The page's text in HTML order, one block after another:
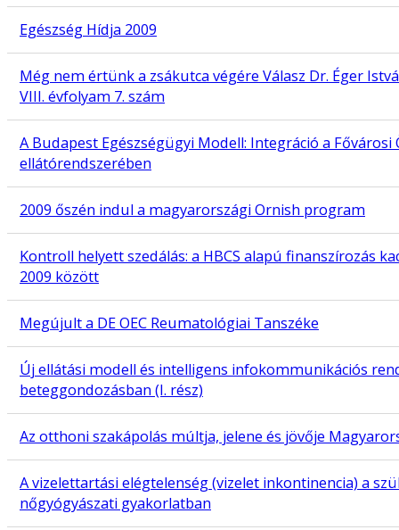
Egészség Hídja 2009
Még nem értünk a zsákutca végére Válasz Dr. Éger
VIII. évfolyam 7. szám
A Budapest Egészségügyi Modell: Integráció a
ellátórendszerében
2009 őszén indul a magyarországi Ornish program
Kontroll helyett szedálás: a HBCS alapú finanszírozás
2009 között
Megújult a DE OEC Reumatológiai Tanszéke
Új ellátási modell és intelligens infokommunikációs
beteggondozásban (I. rész)
Az otthoni szakápolás múltja, jelene és jövője
A vizelettartási elégtelenség (vizelet inkontinencia) a
nőgyógyászati gyakorlatban